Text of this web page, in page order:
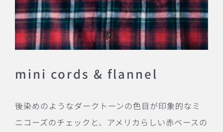
mini cords & flannel
後染めのようなダークトーンの色目が印象的なミ
ニコーズのチェックと、アメリカらしい赤ベースの